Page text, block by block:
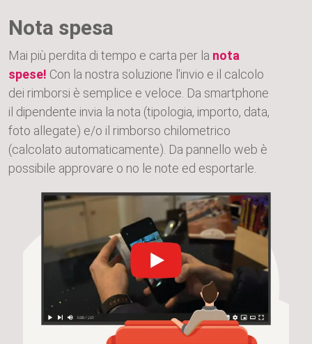
Nota spesa
Mai più perdita di tempo e carta per la nota
spese! Con la nostra soluzione l'invio e il calcolo
dei rimborsi è semplice e veloce. Da smartphone
il dipendente invia la nota (tipologia, importo, data,
foto allegate) e/o il rimborso chilometrico
(calcolato automaticamente). Da pannello web è
possibile approvare o no le note ed esportarle.